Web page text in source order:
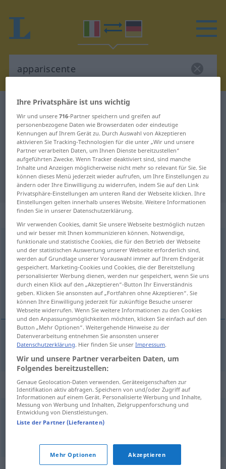
Italienisch-Deutsch Wörterbuch
Italienisch-Deutsch Übersetzung
für "appariscente"
"appariscente" Deutsch
Übersetzung
„appariscente“: aggettivo
appariscente [appariˈʃʃɛnte]adj
Übersicht aller Übersetzungen
(Für mehr Details die Übersetzung anklicken/antippen)
auffällig
auffällig appariscente
Beispielsätze für "appariscente"
uncappellino appariscente,civettuolo
Ihre Privatsphäre ist uns wichtig
Wir und unsere716-Partner speichern und greifen auf
personenbezogene Daten wie Browserdaten oder eindeutige
Kennungen auf Ihrem Gerät zu. Durch Auswahl von Akzeptieren
aktivieren Sie Tracking-Technologien für die unter „Wir und unsere
Partner verarbeiten Daten, um Ihnen Dienste bereitzustellen“
aufgeführten Zwecke. Wenn Tracker deaktiviert sind, sind manche
Inhalte und Anzeigen möglicherweise nicht mehr so relevant für Sie. Sie
können dieses Menü jederzeit wieder aufrufen, um Ihre Einstellungen zu
ändern oder Ihre Einwilligung zu widerrufen, indem Sie auf den Link
Privatsphäre-Einstellungen am unteren Rand der Webseite klicken. Ihre
Einstellungen gelten innerhalb unseres Website. Weitere Informationen
finden Sie in unserer Datenschutzerklärung.
Wir verwenden Cookies, damit Sie unsere Webseite bestmöglich nutzen
und wir besser mit Ihnen kommunizieren können. Notwendige,
funktionale und statistische Cookies, die für den Betrieb der Webseite
und der statistischen Auswertung unserer Webseite erforderlich sind,
werden auf Grundlage unserer Vorauswahl immer auf Ihrem Endgerät
gespeichert. Marketing-Cookies und Cookies, die der Bereitstellung
personalisierter Werbung dienen, werden nur gespeichert, wenn Sie uns
durch einen Klick auf den „Akzeptieren“-Button Ihr Einverständnis
geben. Klicken Sie ansonsten auf „Fortfahren ohne Akzeptieren“. Sie
können Ihre Einwilligung jederzeit für zukünftige Besuche unserer
Webseite widerrufen. Wenn Sie weitere Informationen zu den Cookies
und den Anpassungsmöglichkeiten möchten, klicken Sie einfach auf den
Button „Mehr Optionen“. Weitergehende Hinweise zu der
Datenverarbeitung entnehmen Sie ansonsten unserer
Datenschutzerklärung. Hier finden Sie unserImpressum.
Wir und unsere Partner verarbeiten Daten, um
Folgendes bereitzustellen:
Genaue Geolocation-Daten verwenden. Geräteeigenschaften zur
Identifikation aktiv abfragen. Speichern von und/oder Zugriff auf
Informationen auf einem Gerät. Personalisierte Werbung und Inhalte,
Messung von Werbung und Inhalten, Zielgruppenforschung und
Entwicklung von Dienstleistungen.
Liste der Partner (Lieferanten)
Mehr Optionen Akzeptieren